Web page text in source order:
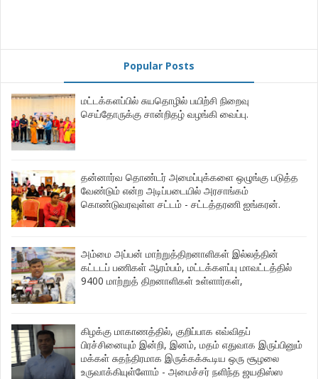
Popular Posts
மட்டக்களப்பில் சுயதொழில் பயிற்சி நிறைவு
செய்தோருக்கு சான்றிதழ் வழங்கி வைப்பு.
தன்னார்வ தொண்டர் அமைப்புக்களை ஒழுங்கு படுத்த
வேண்டும் என்ற அடிப்படையில் அரசாங்கம்
கொண்டுவரவுள்ள சட்டம் - சட்டத்தரணி ஐங்கரன்.
அம்மை அப்பன் மாற்றுத்திறனாளிகள் இல்லத்தின்
கட்டடப் பணிகள் ஆரம்பம், மட்டக்களப்பு மாவட்டத்தில்
9400 மாற்றுத் திறனாளிகள் உள்ளார்கள்,
கிழக்கு மாகாணத்தில், குறிப்பாக எவ்விதப்
பிரச்சினையும் இன்றி, இனம், மதம் எதுவாக இருப்பினும்
மக்கள் சுதந்திரமாக இருக்கக்கூடிய ஒரு சூழலை
உருவாக்கியுள்ளோம் - அமைச்சர் நளிந்த ஜயதிஸ்ஸ